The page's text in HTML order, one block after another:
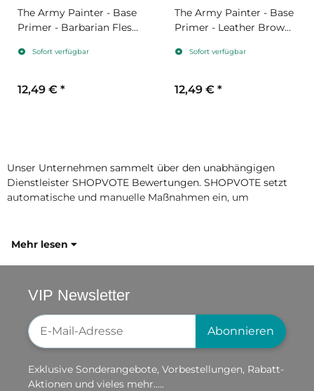
The Army Painter - Base
Primer - Barbarian Flesh
Sofort verfügbar
12,49 € *
The Army Painter - Base
Primer - Leather Brown
Sofort verfügbar
12,49 € *
Unser Unternehmen sammelt über den unabhängigen
Dienstleister SHOPVOTE Bewertungen. SHOPVOTE setzt
automatische und manuelle Maßnahmen ein, um
Mehr lesen
VIP Newsletter
Newsletter-Registrierung
Abonnieren
Exklusive Sonderangebote, Vorbestellungen, Rabatt-
Aktionen und vieles mehr.....